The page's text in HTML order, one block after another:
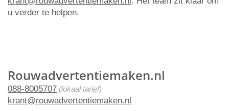
Rouwadvertentiemaken.nl
088-8005707 (lokaal tarief)
krant@rouwadvertentiemaken.nl
u verder te helpen.